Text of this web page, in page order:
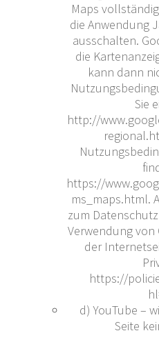
Maps
die Anwendung
ausschalten.
die
kann dann
Sie
http://
https://
ms_maps.html.
zum
Verwendung von
der
https://
d) YouTube –
Seite